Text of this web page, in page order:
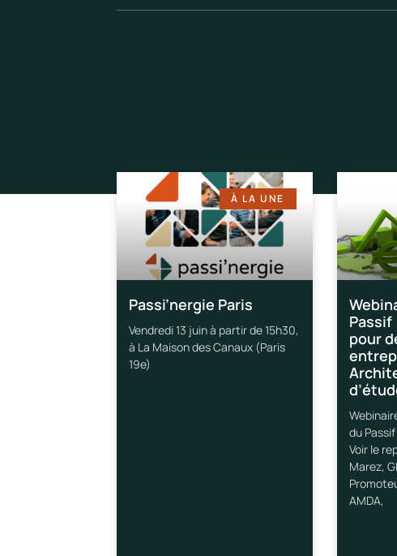
À LA UNE
Passi’nergie Paris
Vendredi 13 juin à partir de 15h30,
à La Maison des Canaux (Paris
19e)
pour
du
Voir le
Marez,
AMDA,